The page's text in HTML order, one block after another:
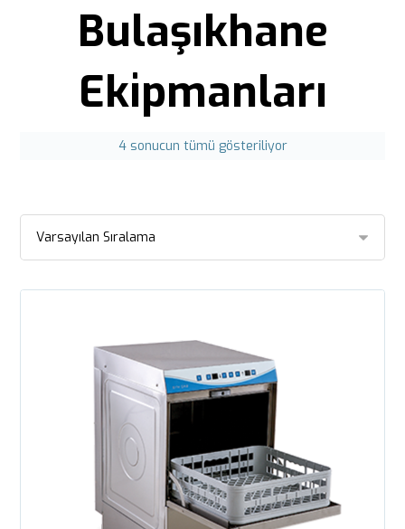
Bulaşıkhane
Ekipmanları
4 sonucun tümü gösteriliyor